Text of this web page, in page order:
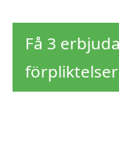
Få 3
förpliktelser